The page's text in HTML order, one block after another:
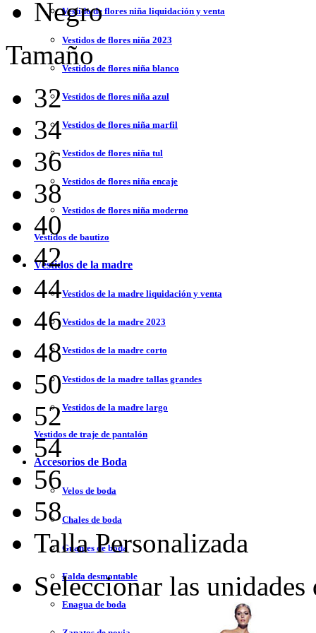
Vestido de flores niña liquidación y venta
Vestidos de flores niña 2023
Vestidos de flores niña blanco
Vestidos de flores niña azul
Vestidos de flores niña marfil
Vestidos de flores niña tul
Vestidos de flores niña encaje
Vestidos de flores niña moderno
Vestidos de bautizo
Vestidos de la madre
Vestidos de la madre liquidación y venta
Vestidos de la madre 2023
Vestidos de la madre corto
Vestidos de la madre tallas grandes
Vestidos de la madre largo
Vestidos de traje de pantalón
Accesorios de Boda
Velos de boda
Chales de boda
Guantes de boda
Falda desmontable
Enagua de boda
Negro
Tamaño
32
34
36
38
40
42
44
46
48
50
52
54
56
58
Talla Personalizada
Seleccionar las